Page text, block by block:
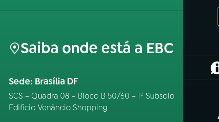
Saiba onde está a EBC
Sede: Brasília DF
SCS – Quadra 08 – Bloco B 50/60 – 1º Subsolo
Edifício Venâncio Shopping